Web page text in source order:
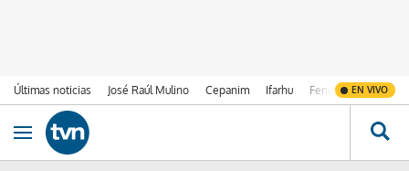
Últimas noticias José Raúl Mulino Cepanim Ifarhu Fenómeno de El
EN VIVO
Ir al contenido
Obrir navegació